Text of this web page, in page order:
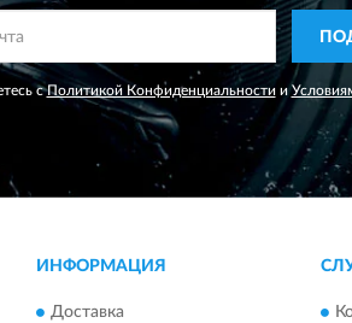
сПолитикой Конфиденциальности и
ИНФОРМАЦИЯ
Доставка